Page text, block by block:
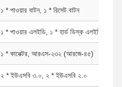
১ * পাওয়ার বাটন, ১ * রিসেট বাটন
১ * পাওয়ার এলইডি, ১ * হার্ড ডিস্ক এলইডি
১ * কানেক্টর, আরএস-২৩২ (আরজে-৪৫)
২ * ইউএসবি ৩.০, ২ * ইউএসবি ২.০